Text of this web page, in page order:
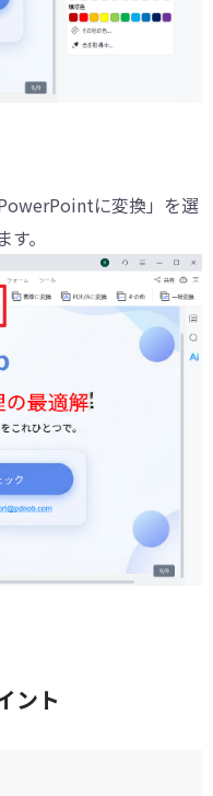
に変換」を選
。
ント